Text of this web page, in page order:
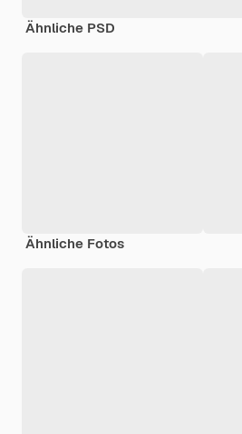
Ähnliche PSD
Ähnliche Fotos